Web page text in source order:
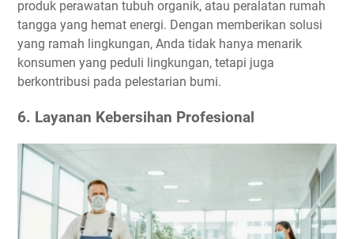
produk perawatan tubuh organik, atau peralatan rumah
tangga yang hemat energi. Dengan memberikan solusi
yang ramah lingkungan, Anda tidak hanya menarik
konsumen yang peduli lingkungan, tetapi juga
berkontribusi pada pelestarian bumi.
6. Layanan Kebersihan Profesional